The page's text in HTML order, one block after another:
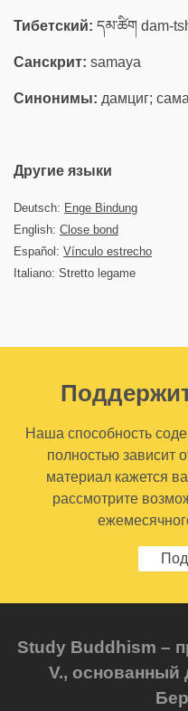
Тибетский: དམ་ཚིག dam-
Санскрит: samaya
Синонимы: дамциг;
Другие языки
Deutsch: Enge Bindung
English: Close bond
Español: Vínculo estrecho
Italiano: Stretto legame
Наша способность
полностью зависит
материал кажется
рассмотрите
Study Buddhism –
V.,